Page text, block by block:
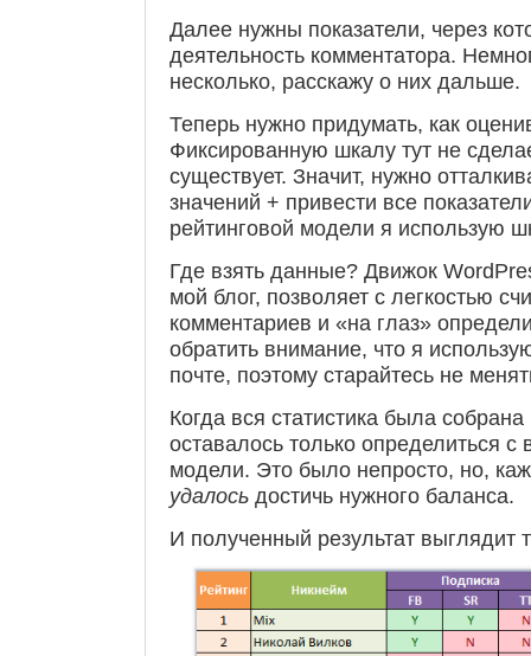
Далее нужны показатели, через
деятельность комментатора.
несколько, расскажу о них дальше.
Теперь нужно придумать, как
Фиксированную шкалу тут не
существует. Значит, нужно
значений + привести все
рейтинговой модели я использую
Где взять данные? Движок
мой блог, позволяет с легкостью
комментариев и «на глаз»
обратить внимание, что я
почте, поэтому старайтесь не
Когда вся статистика была
оставалось только определиться
модели. Это было непросто, но,
удалось достичь нужного баланса.
И полученный результат выглядит